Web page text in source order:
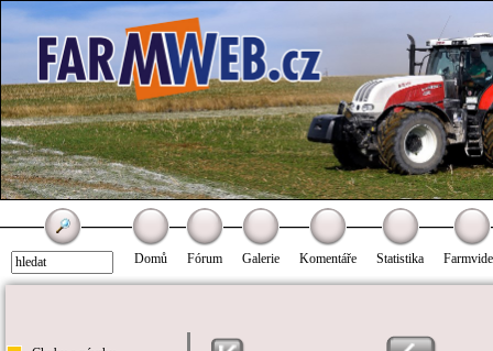
Domů Fórum Galerie Komentáře Statistika